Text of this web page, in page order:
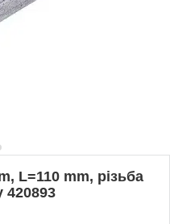
L=110 mm, різьба
420893